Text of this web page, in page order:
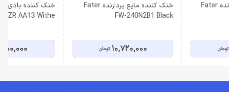
خنک کننده بادی پردازنده Fater
تومان
خنک کننده مایع پردازنده Fater
FW-240N2B1 Black
10,720,000 تومان
AA13 Withe